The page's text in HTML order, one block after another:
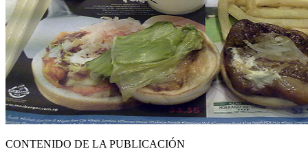
CONTENIDO DE LA PUBLICACIÓN